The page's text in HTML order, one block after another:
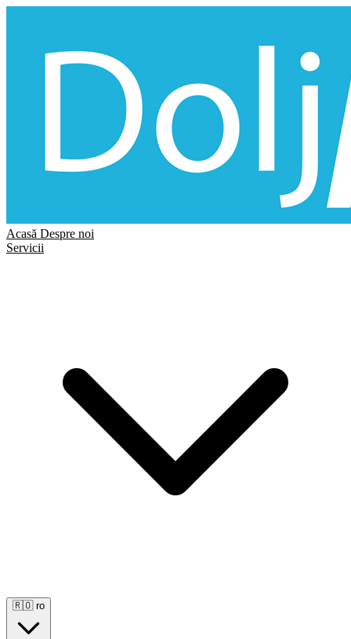
Acasă Despre noi
Servicii
🇷🇴 ro